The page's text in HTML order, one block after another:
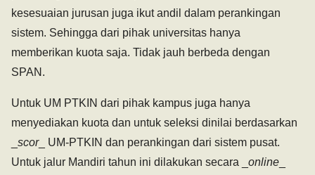
kesesuaian jurusan juga ikut andil dalam perankingan
sistem. Sehingga dari pihak universitas hanya
memberikan kuota saja. Tidak jauh berbeda dengan
SPAN.
Untuk UM PTKIN dari pihak kampus juga hanya
menyediakan kuota dan untuk seleksi dinilai berdasarkan
scor_ UM-PTKIN dan perankingan dari sistem pusat.
Untuk jalur Mandiri tahun ini dilakukan secara _ online